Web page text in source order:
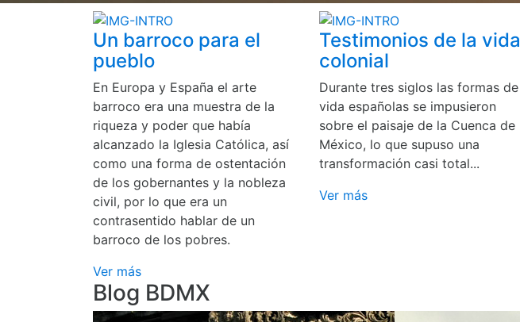
Un barroco para el
pueblo
En Europa y España el arte
barroco era una muestra de la
riqueza y poder que había
alcanzado la Iglesia Católica, así
como una forma de ostentación
de los gobernantes y la nobleza
civil, por lo que era un
contrasentido hablar de un
barroco de los pobres.
Ver más
Testimonios de la vida
colonial
Durante tres siglos las formas de
vida españolas se impusieron
sobre el paisaje de la Cuenca de
México, lo que supuso una
transformación casi total...
Ver más
Blog BDMX